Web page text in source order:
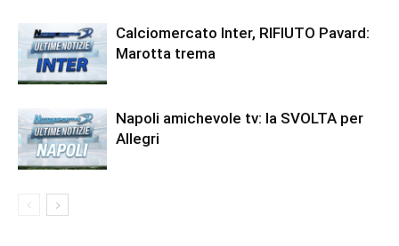
Calciomercato Inter, RIFIUTO Pavard:
Marotta trema
Napoli amichevole tv: la SVOLTA per
Allegri